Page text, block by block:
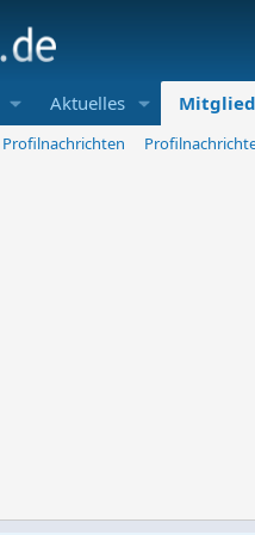
Aktuelles
Profilnachrichten